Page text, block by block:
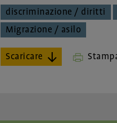
discriminazione / diritti
Migrazione / asilo
Scaricare